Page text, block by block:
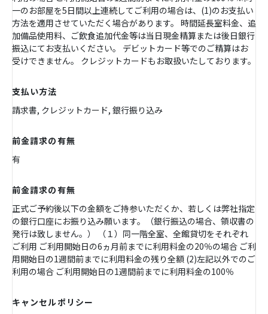
一のお部屋を5日間以上連続してご利用の場合は、(1)のお支払い
方法を適用させていただく場合があります。 時間延長室料金、追
加備品使用料、ご飲食追加代金等は当日現金精算または後日銀行
振込にてお支払いください。 デビットカード等でのご精算はお
受けできません。 クレジットカードもお取扱いたしております。
支払い方法
請求書, クレジットカード, 銀行振り込み
前金請求の有無
有
前金請求の有無
正式ご予約後以下の金額をご持参いただくか、若しくは弊社指定
の銀行口座にお振り込み願います。（銀行振込の場合、領収書の
発行は致しません。） （１）同一階全室、全館貸切をそれぞれ
ご利用 ご利用開始日の6ヵ月前までに利用料金の20％の場合 ご利
用開始日の1週間前までに利用料金の残り全額 (2)左記以外でのご
利用の場合 ご利用開始日の1週間前までに利用料金の100％
キャンセルポリシー